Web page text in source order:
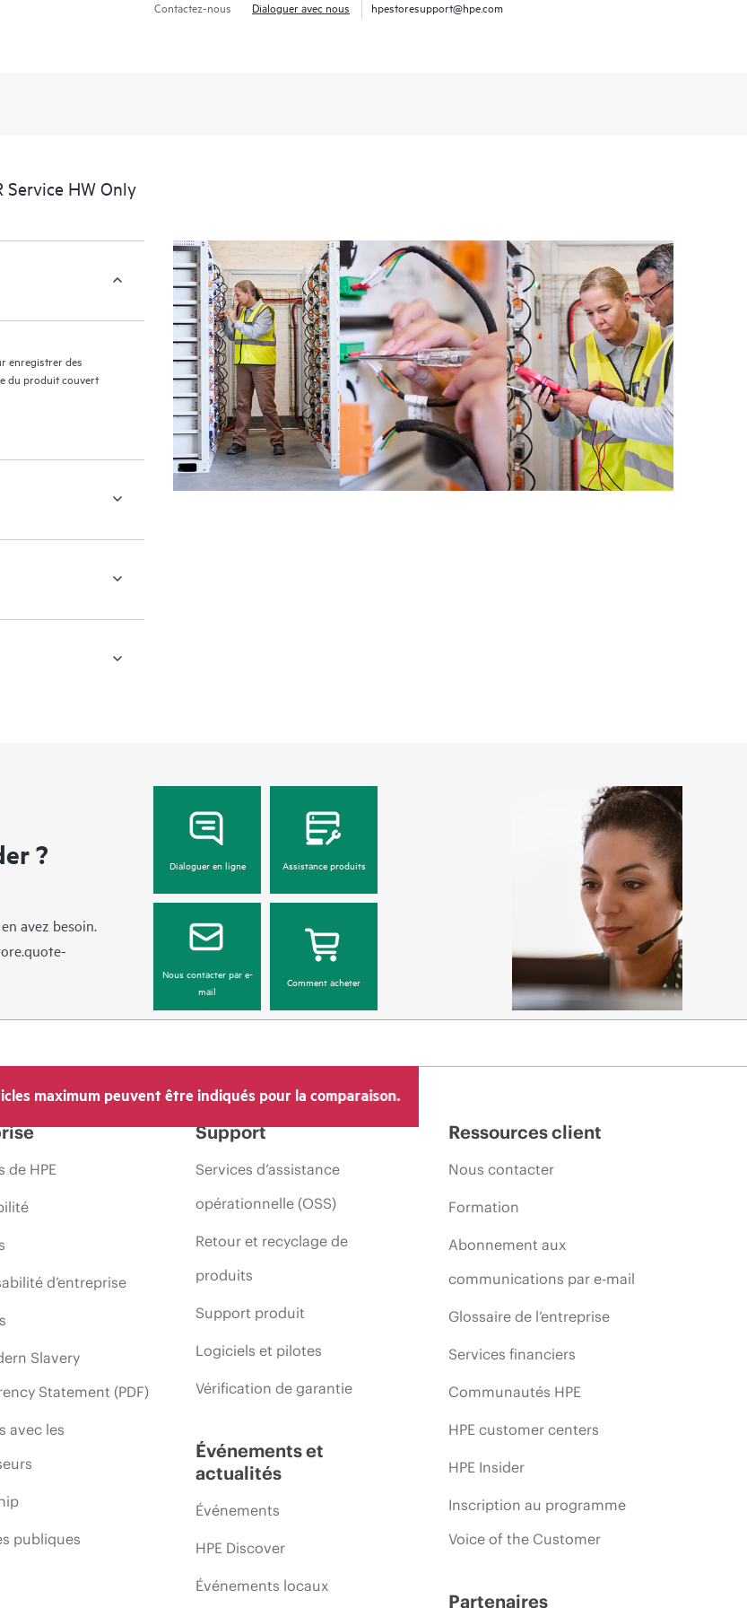
support couverts par le service HPE Tech Care. Les Clients peuvent gérer plus
Contactez-nous Dialoguer avec nous hpestoresupport@hpe.com
Service HW Only
enregistrer des
du produit couvert
?
avez besoin.
Dialoguer en ligne Assistance produits
Nous contacter par e-
mail
Comment acheter
maximum peuvent être indiqués pour la comparaison.
de HPE
d’entreprise
Slavery
Statement (PDF)
avec les
publiques
Support
Services d’assistance
opérationnelle (OSS)
Retour et recyclage de
produits
Support produit
Logiciels et pilotes
Vérification de garantie
Événements et
actualités
Événements
HPE Discover
Événements locaux
Ressources client
Nous contacter
Formation
Abonnement aux
communications par e-mail
Glossaire de l’entreprise
Services financiers
Communautés HPE
HPE customer centers
HPE Insider
Inscription au programme
Voice of the Customer
Partenaires